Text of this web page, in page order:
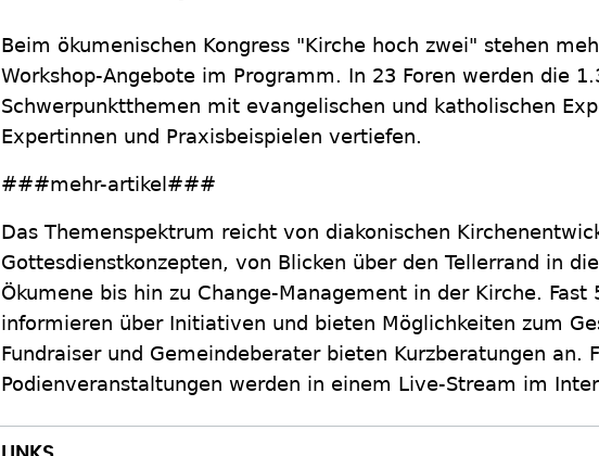
Beim ökumenischen Kongress "Kirche hoch zwei" stehen
Workshop-Angebote im Programm. In 23 Foren werden die
Schwerpunktthemen mit evangelischen und katholischen
Expertinnen und Praxisbeispielen vertiefen.
###mehr-artikel###
Das Themenspektrum reicht von diakonischen
Gottesdienstkonzepten, von Blicken über den Tellerrand in
Ökumene bis hin zu Change-Management in der Kirche. Fast
informieren über Initiativen und bieten Möglichkeiten zum
Fundraiser und Gemeindeberater bieten Kurzberatungen an.
Podienveranstaltungen werden in einem Live-Stream im